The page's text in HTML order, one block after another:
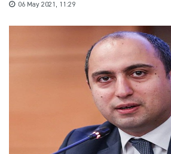
06 May 2021, 11:29